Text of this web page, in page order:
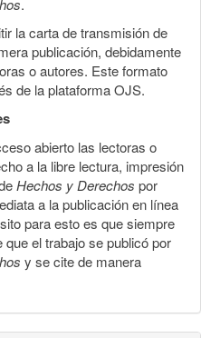
.
la carta de transmisión de
publicación, debidamente
o autores. Este formato
de la plataforma OJS.
abierto las lectoras o
a la libre lectura, impresión
Hechos y Derechos por
a la publicación en línea
para esto es que siempre
el trabajo se publicó por
y se cite de manera